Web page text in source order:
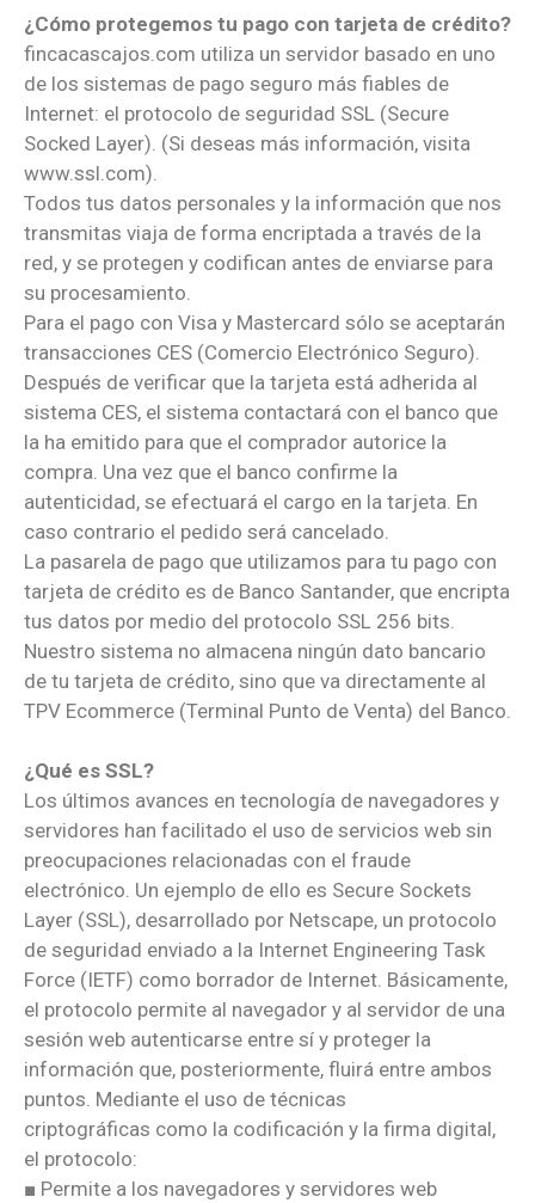
¿Cómo protegemos tu pago con tarjeta de crédito?
fincacascajos.com utiliza un servidor basado en uno
de los sistemas de pago seguro más fiables de
Internet: el protocolo de seguridad SSL (Secure
Socked Layer). (Si deseas más información, visita
www.ssl.com).
Todos tus datos personales y la información que nos
transmitas viaja de forma encriptada a través de la
red, y se protegen y codifican antes de enviarse para
su procesamiento.
Para el pago con Visa y Mastercard sólo se aceptarán
transacciones CES (Comercio Electrónico Seguro).
Después de verificar que la tarjeta está adherida al
sistema CES, el sistema contactará con el banco que
la ha emitido para que el comprador autorice la
compra. Una vez que el banco confirme la
autenticidad, se efectuará el cargo en la tarjeta. En
caso contrario el pedido será cancelado.
La pasarela de pago que utilizamos para tu pago con
tarjeta de crédito es de Banco Santander, que encripta
tus datos por medio del protocolo SSL 256 bits.
Nuestro sistema no almacena ningún dato bancario
de tu tarjeta de crédito, sino que va directamente al
TPV Ecommerce (Terminal Punto de Venta) del Banco.
¿Qué es SSL?
Los últimos avances en tecnología de navegadores y
servidores han facilitado el uso de servicios web sin
preocupaciones relacionadas con el fraude
electrónico. Un ejemplo de ello es Secure Sockets
Layer (SSL), desarrollado por Netscape, un protocolo
de seguridad enviado a la Internet Engineering Task
Force (IETF) como borrador de Internet. Básicamente,
el protocolo permite al navegador y al servidor de una
sesión web autenticarse entre sí y proteger la
información que, posteriormente, fluirá entre ambos
puntos. Mediante el uso de técnicas
criptográficas como la codificación y la firma digital,
el protocolo:
■ Permite a los navegadores y servidores web